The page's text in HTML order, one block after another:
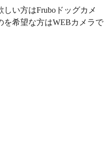
い方はFruboドッグカメ
を希望な方はWEBカメラで